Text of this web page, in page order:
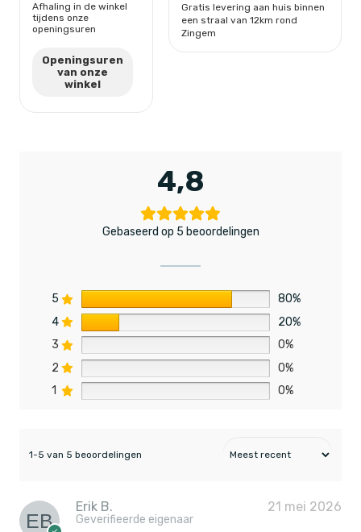
Afhaling in de winkel
tijdens onze
openingsuren
Openingsuren
van onze
winkel
Gratis levering aan huis binnen
een straal van 12km rond
Zingem
4,8
Gebaseerd op 5 beoordelingen
5
80%
4
20%
3
0%
2
0%
1
0%
1-5 van 5 beoordelingen
Erik B.
Geverifieerde eigenaar
21 mei 2026